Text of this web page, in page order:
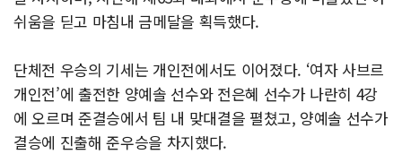
쉬움을 딛고 마침내 금메달을 획득했다.
단체전 우승의 기세는 개인전에서도 이어졌다. ‘여자 사브르
개인전’에 출전한 양예솔 선수와 전은혜 선수가 나란히 4강
에 오르며 준결승에서 팀 내 맞대결을 펼쳤고, 양예솔 선수가
결승에 진출해 준우승을 차지했다.